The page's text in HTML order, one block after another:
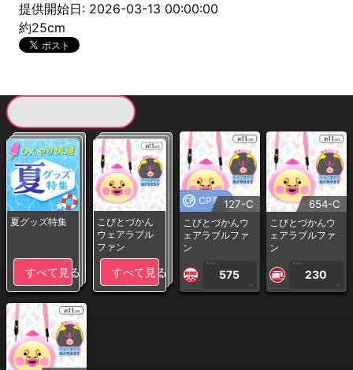
提供開始日: 2026-03-13 00:00:00
約25cm
夏グッズ特集
すべて見る
こびとづかん
ウェアラブル
ファン
すべて見る
CP専用127-C
こびとづかんウ
ェアラブルファ
ン
1PLAY
575
CP
654-C
こびとづかんウ
ェアラブルファ
ン
1PLAY
230
CP